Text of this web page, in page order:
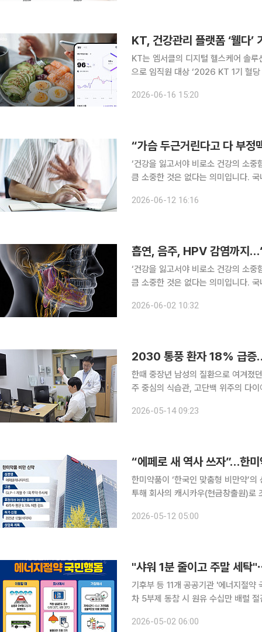
KT, 건강관리 플랫폼 ‘웰다’
KT는 엠서클의 디지털 헬스케어 솔
으로 임직원 대상 ‘2026 KT 1기 혈
2026-06-16 15:20
‘건강을 잃고서야 비로소 건강의 소
큼 소중한 것은 없다는 의미입니다.
은 사람이 부정맥을 의심한다. 하지만
2026-06-12 16:16
흡연, 음주, HPV 감염까지
‘건강을 잃고서야 비로소 건강의 소
큼 소중한 것은 없다는 의미입니다.
도까지 이르는 넓은 영역에서 발생하
2026-06-02 10:32
2030 통풍 환자 18% 급증
한때 중장년 남성의 질환으로 여겨졌
주 중심의 식습관, 고단백 위주의 다
증으로 일정을 포기해야 했다. 귀국
2026-05-14 09:23
“에페로 새 역사 쓰자”…한
한미약품이 ‘한국인 맞춤형 비만약’
투해 회사의 캐시카우(현금창출원)로
신설했다. 핵심 과제인 비만치료제의
2026-05-12 05:00
"샤워 1분 줄이고 주말 세탁
기후부 등 11개 공공기관 '에너지절약
차 5부제 동참 시 원유 수십만 배럴
속 작은 실천이 상당한 국가적 에너지
2026-05-02 06:00